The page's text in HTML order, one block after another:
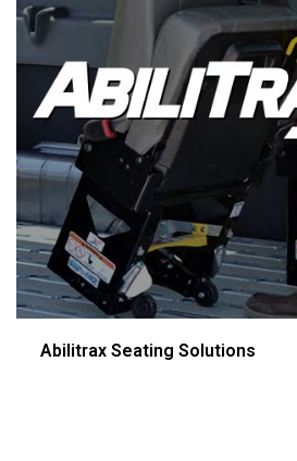
Abilitrax Seating Solutions